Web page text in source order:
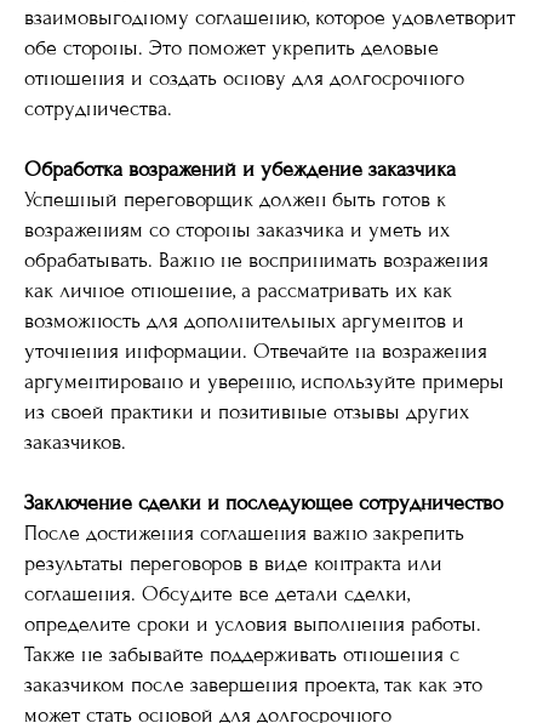
взаимовыгодному соглашению, которое удовлетворит
обе стороны. Это поможет укрепить деловые
отношения и создать основу для долгосрочного
сотрудничества.
Обработка возражений и убеждение заказчика
Успешный переговорщик должен быть готов к
возражениям со стороны заказчика и уметь их
обрабатывать. Важно не воспринимать возражения
как личное отношение, а рассматривать их как
возможность для дополнительных аргументов и
уточнения информации. Отвечайте на возражения
аргументировано и уверенно, используйте примеры
из своей практики и позитивные отзывы других
заказчиков.
Заключение сделки и последующее сотрудничество
После достижения соглашения важно закрепить
результаты переговоров в виде контракта или
соглашения. Обсудите все детали сделки,
определите сроки и условия выполнения работы.
Также не забывайте поддерживать отношения с
заказчиком после завершения проекта, так как это
может стать основой для долгосрочного